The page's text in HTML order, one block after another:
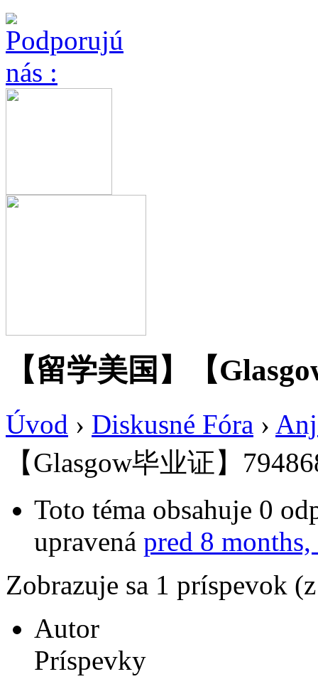
【留学美国】【
Úvod › Diskusné Fóra ›
【Glasgow毕业证】
Toto téma obsahuje 0
upravená pred 8 months,
Zobrazuje sa 1 príspevok
Autor
Príspevky